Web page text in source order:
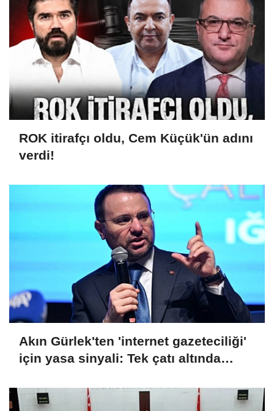
ROK itirafçı oldu, Cem Küçük'ün adını
verdi!
Akın Gürlek'ten 'internet gazeteciliği'
için yasa sinyali: Tek çatı altında